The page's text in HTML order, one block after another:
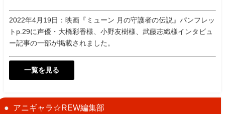
2022年4月19日：映画『ミューン 月の守護者の伝説』パンフレッ
トp.29に声優・大橋彩香様、小野友樹様、武藤志織様インタビュ
ー記事の一部が掲載されました。
一覧を見る
アニギャラ☆REW編集部